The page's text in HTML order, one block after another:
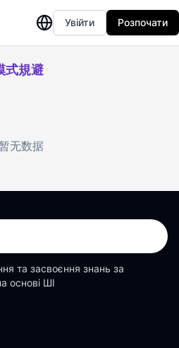
Увійти Розпочати
式規避
无数据
та засвоєння знань за
основі ШІ